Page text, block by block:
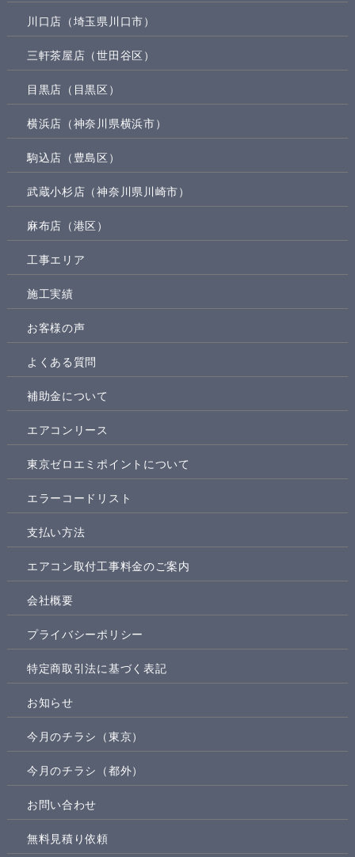
川口店（埼玉県川口市）
三軒茶屋店（世田谷区）
目黒店（目黒区）
横浜店（神奈川県横浜市）
駒込店（豊島区）
武蔵小杉店（神奈川県川崎市）
麻布店（港区）
工事エリア
施工実績
お客様の声
よくある質問
補助金について
エアコンリース
東京ゼロエミポイントについて
エラーコードリスト
支払い方法
エアコン取付工事料金のご案内
会社概要
プライバシーポリシー
特定商取引法に基づく表記
お知らせ
今月のチラシ（東京）
今月のチラシ（都外）
お問い合わせ
無料見積り依頼